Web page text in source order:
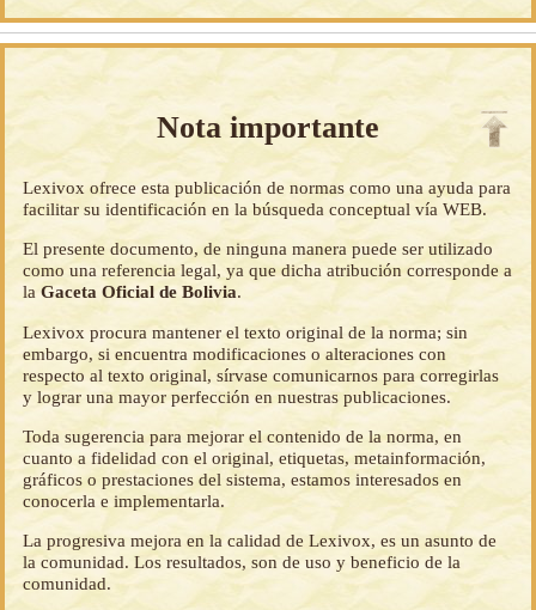
Nota importante
Lexivox ofrece esta publicación de normas como una ayuda para
facilitar su identificación en la búsqueda conceptual vía WEB.
El presente documento, de ninguna manera puede ser utilizado
como una referencia legal, ya que dicha atribución corresponde a
laGaceta Oficial de Bolivia.
Lexivox procura mantener el texto original de la norma; sin
embargo, si encuentra modificaciones o alteraciones con
respecto al texto original, sírvase comunicarnos para corregirlas
y lograr una mayor perfección en nuestras publicaciones.
Toda sugerencia para mejorar el contenido de la norma, en
cuanto a fidelidad con el original, etiquetas, metainformación,
gráficos o prestaciones del sistema, estamos interesados en
conocerla e implementarla.
La progresiva mejora en la calidad de Lexivox, es un asunto de
la comunidad. Los resultados, son de uso y beneficio de la
comunidad.